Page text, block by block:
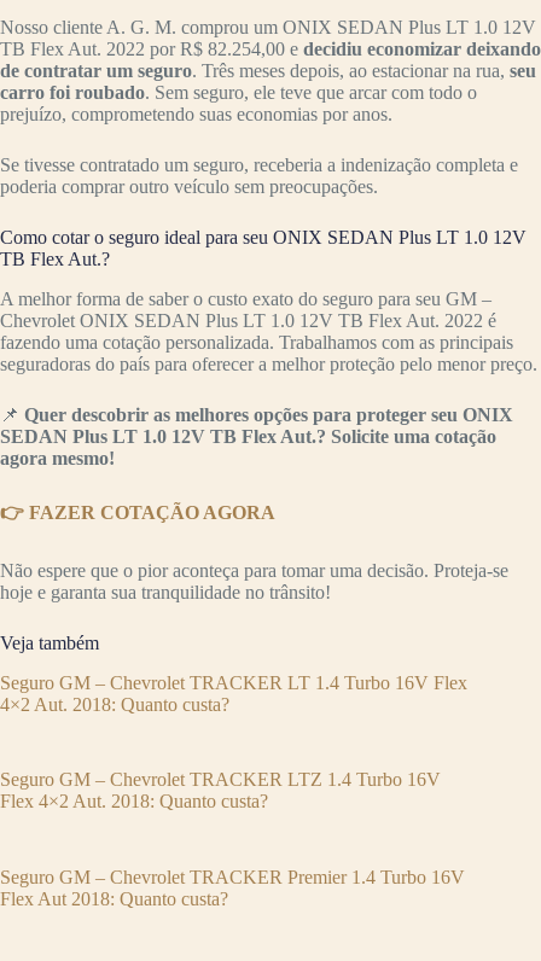
Nosso cliente A. G. M. comprou um ONIX SEDAN Plus LT 1.0 12V
TB Flex Aut. 2022 por R$ 82.254,00 e decidiu economizar deixando
de contratar um seguro. Três meses depois, ao estacionar na rua, seu
carro foi roubado. Sem seguro, ele teve que arcar com todo o
prejuízo, comprometendo suas economias por anos.
Se tivesse contratado um seguro, receberia a indenização completa e
poderia comprar outro veículo sem preocupações.
Como cotar o seguro ideal para seu ONIX SEDAN Plus LT 1.0 12V
TB Flex Aut.?
A melhor forma de saber o custo exato do seguro para seu GM –
Chevrolet ONIX SEDAN Plus LT 1.0 12V TB Flex Aut. 2022 é
fazendo uma cotação personalizada. Trabalhamos com as principais
seguradoras do país para oferecer a melhor proteção pelo menor preço.
📌 Quer descobrir as melhores opções para proteger seu ONIX
SEDAN Plus LT 1.0 12V TB Flex Aut.? Solicite uma cotação
agora mesmo!
👉 FAZER COTAÇÃO AGORA
Não espere que o pior aconteça para tomar uma decisão. Proteja-se
hoje e garanta sua tranquilidade no trânsito!
Veja também
Seguro GM – Chevrolet TRACKER LT 1.4 Turbo 16V Flex
4×2 Aut. 2018: Quanto custa?
Seguro GM – Chevrolet TRACKER LTZ 1.4 Turbo 16V
Flex 4×2 Aut. 2018: Quanto custa?
Seguro GM – Chevrolet TRACKER Premier 1.4 Turbo 16V
Flex Aut 2018: Quanto custa?